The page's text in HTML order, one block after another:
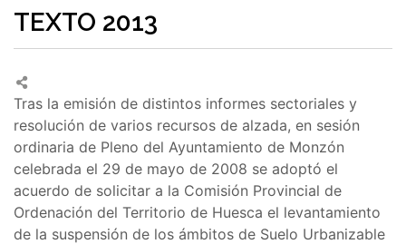
TEXTO 2013
Tras la emisión de distintos informes sectoriales y
resolución de varios recursos de alzada, en sesión
ordinaria de Pleno del Ayuntamiento de Monzón
celebrada el 29 de mayo de 2008 se adoptó el
acuerdo de solicitar a la Comisión Provincial de
Ordenación del Territorio de Huesca el levantamiento
de la suspensión de los ámbitos de Suelo Urbanizable